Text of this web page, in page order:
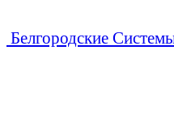
Белгородские